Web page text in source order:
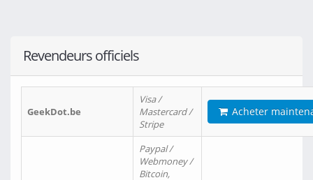
Revendeurs officiels
GeekDot.be
Visa /
Mastercard /
Stripe
Acheter
Paypal /
Webmoney /
Bitcoin,